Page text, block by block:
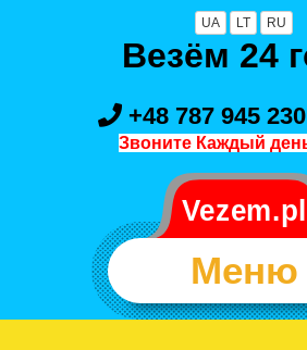
UA LT RU
Везём 24
+48 787 945 230
Звоните Каждый
Меню